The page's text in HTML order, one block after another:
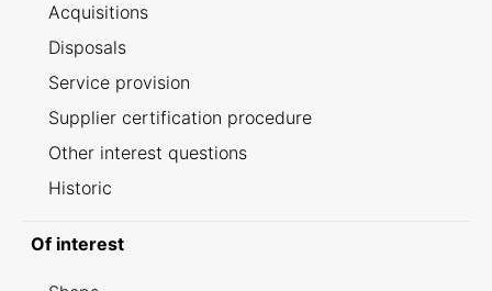
Acquisitions
Disposals
Service provision
Supplier certification procedure
Other interest questions
Historic
Of interest